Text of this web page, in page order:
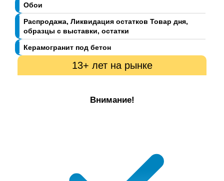
Обои
Распродажа, Ликвидация остатков Товар дня,
образцы с выставки, остатки
Керамогранит под бетон
13+ лет на рынке
Внимание!